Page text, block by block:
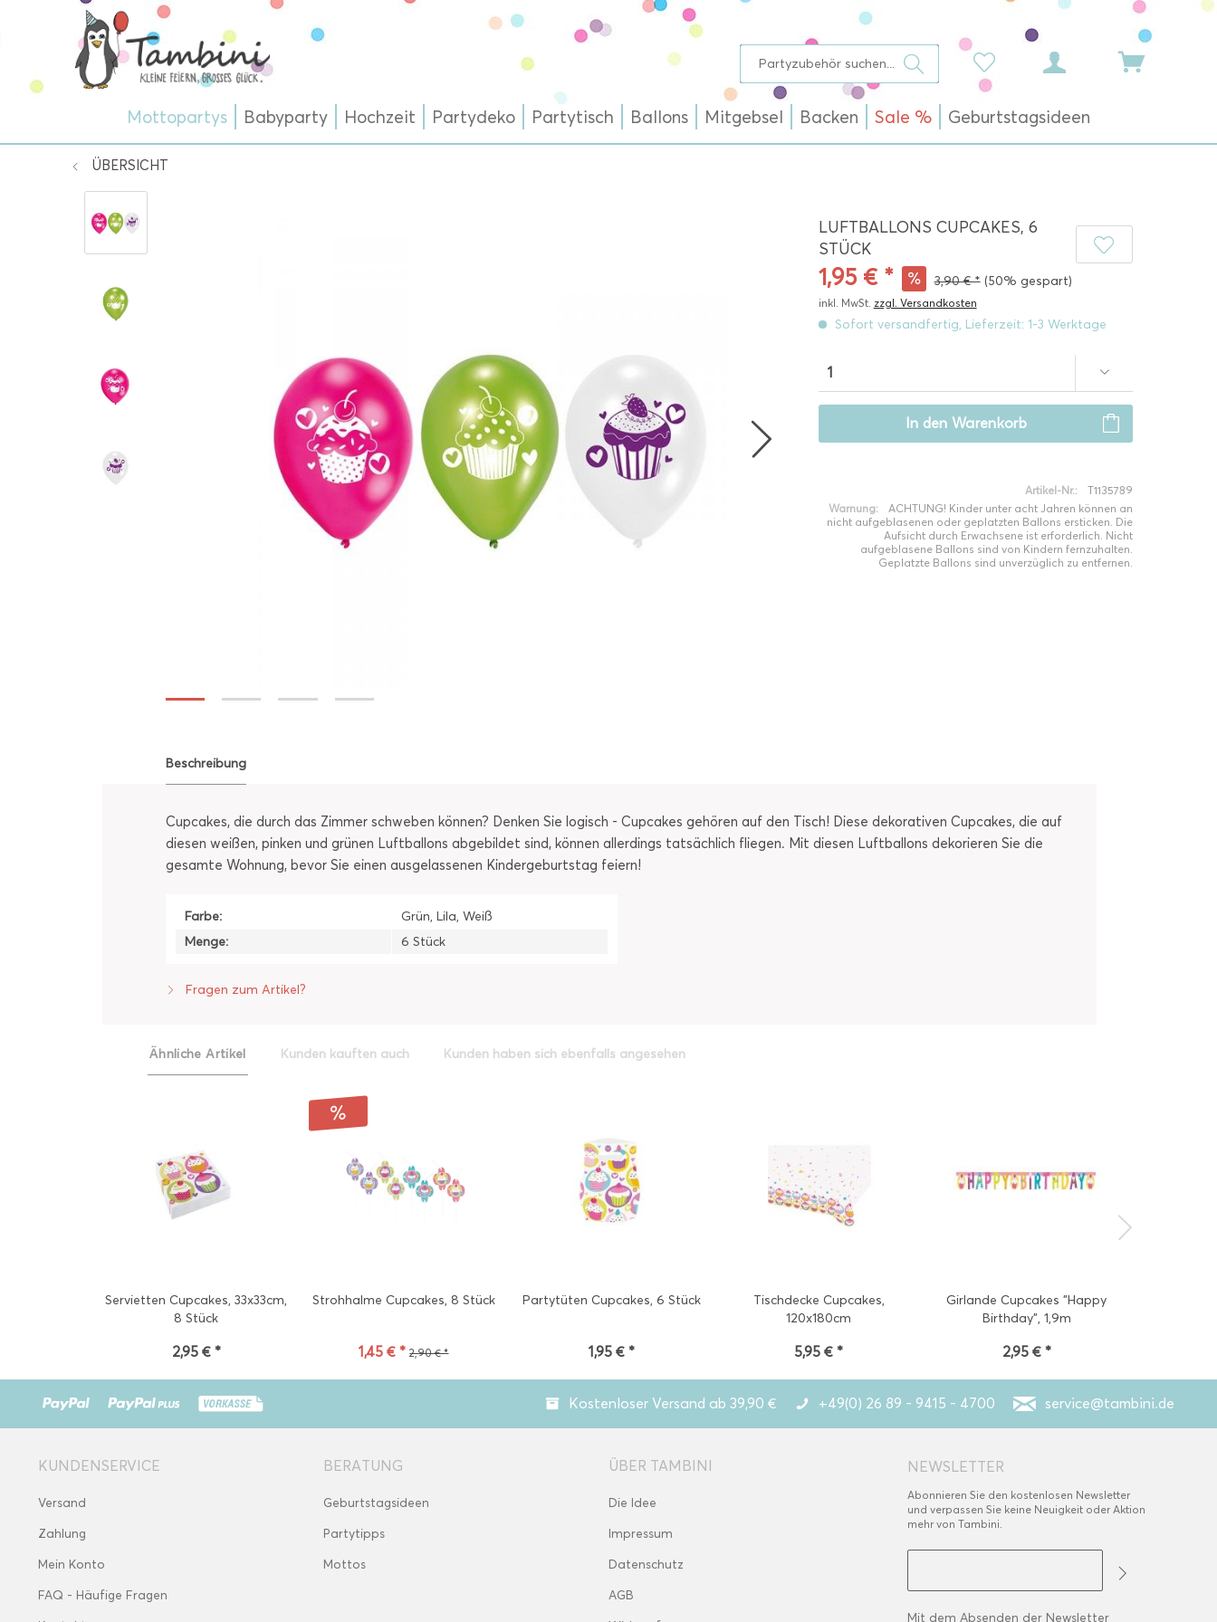
Mottopartys Babyparty Hochzeit Partydeko Partytisch Ballons Mitgebsel Backen Sale % Geburtstagsideen
ÜBERSICHT
LUFTBALLONS CUPCAKES, 6
STÜCK
1,95 € * 3,90 € * (50% gespart)
inkl. MwSt. zzgl. Versandkosten
Sofort versandfertig, Lieferzeit: 1-3 Werktage
In den Warenkorb
Artikel-Nr.:
T1135789
Warnung:
ACHTUNG! Kinder unter acht Jahren können an
nicht aufgeblasenen oder geplatzten Ballons ersticken. Die
Aufsicht durch Erwachsene ist erforderlich. Nicht
aufgeblasene Ballons sind von Kindern fernzuhalten.
Geplatzte Ballons sind unverzüglich zu entfernen.
Beschreibung
Cupcakes, die durch das Zimmer schweben können? Denken Sie logisch - Cupcakes gehören auf den Tisch! Diese dekorativen Cupcakes, die auf
diesen weißen, pinken und grünen Luftballons abgebildet sind, können allerdings tatsächlich fliegen. Mit diesen Luftballons dekorieren Sie die
gesamte Wohnung, bevor Sie einen ausgelassenen Kindergeburtstag feiern!
Farbe:
Grün, Lila, Weiß
Menge:
6 Stück
Fragen zum Artikel?
Ähnliche Artikel Kunden kauften auch Kunden haben sich ebenfalls angesehen
Servietten Cupcakes, 33x33cm,
8 Stück
2,95 € *
Strohhalme Cupcakes, 8 Stück
1,45 € * 2,90 € *
Partytüten Cupcakes, 6 Stück
1,95 € *
Tischdecke Cupcakes,
120x180cm
5,95 € *
Girlande Cupcakes "Happy
Birthday", 1,9m
2,95 € *
Kostenloser Versand ab 39,90 € +49(0) 26 89 - 9415 - 4700 service@tambini.de
KUNDENSERVICE
Versand
Zahlung
Mein Konto
FAQ - Häufige Fragen
BERATUNG
Geburtstagsideen
Partytipps
Mottos
ÜBER TAMBINI
Die Idee
Impressum
Datenschutz
AGB
NEWSLETTER
Abonnieren Sie den kostenlosen Newsletter
und verpassen Sie keine Neuigkeit oder Aktion
mehr von Tambini.
Mit dem Absenden der Newsletter